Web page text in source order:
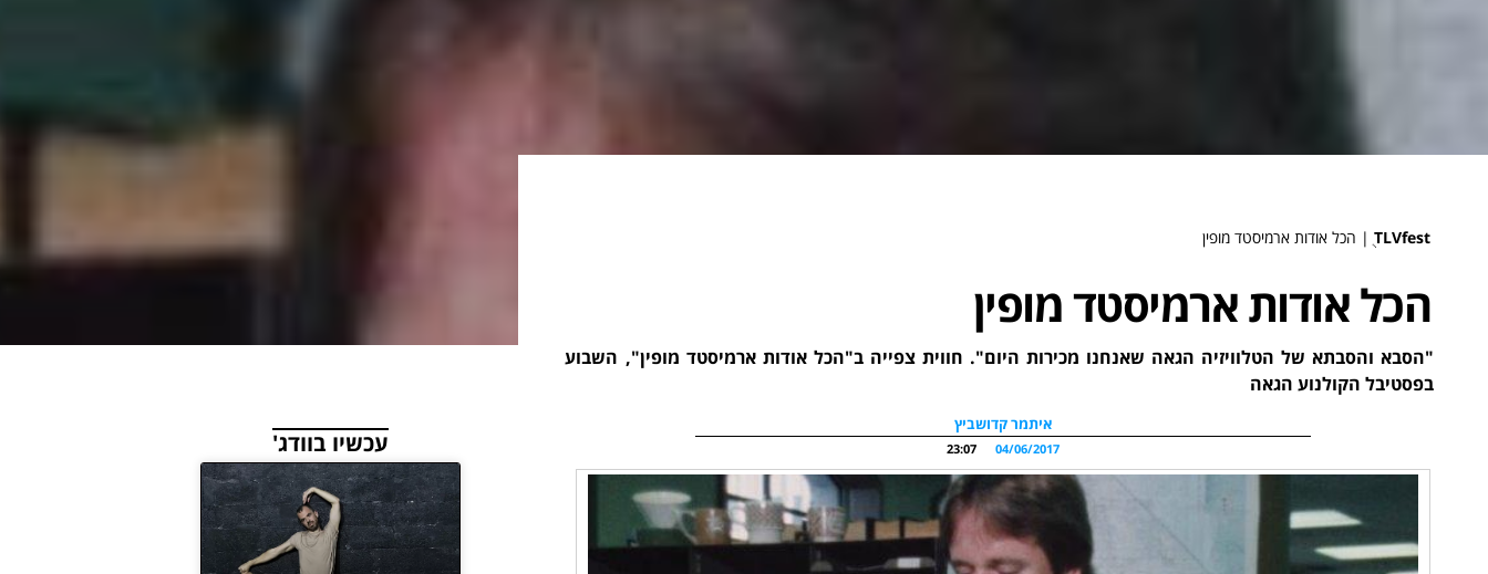
TLVfest ֻ| הכל אודות ארמיסטד מופין
הכל אודות ארמיסטד מופין
"הסבא והסבתא של הטלוויזיה הגאה שאנחנו מכירות היום". חווית צפייה ב"הכל אודות ארמיסטד מופין", השבוע
בפסטיבל הקולנוע הגאה
איתמר קדושביץ
04/06/2017
23:07 עכשיו בוודג'